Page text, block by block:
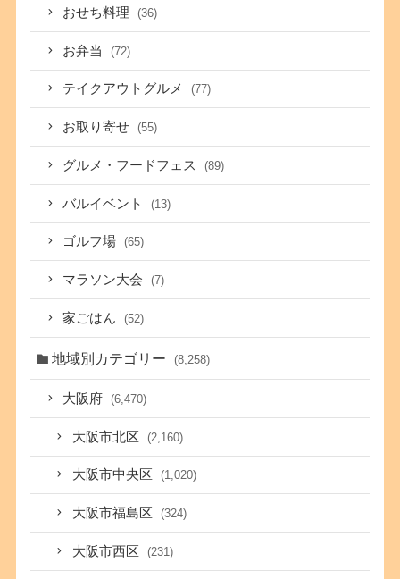
おせち料理 (36)
お弁当 (72)
テイクアウトグルメ (77)
お取り寄せ (55)
グルメ・フードフェス (89)
バルイベント (13)
ゴルフ場 (65)
マラソン大会 (7)
家ごはん (52)
地域別カテゴリー (8,258)
大阪府 (6,470)
大阪市北区 (2,160)
大阪市中央区 (1,020)
大阪市福島区 (324)
大阪市西区 (231)